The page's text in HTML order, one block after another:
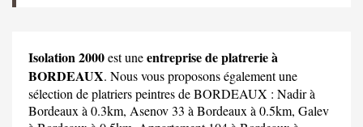
Isolation 2000est uneentreprise de platrerie à
BORDEAUX. Nous vous proposons également une
sélection de platriers peintres de BORDEAUX : Nadirà
Bordeaux à 0.3km, Asenov 33 à Bordeaux à 0.5km, Galev